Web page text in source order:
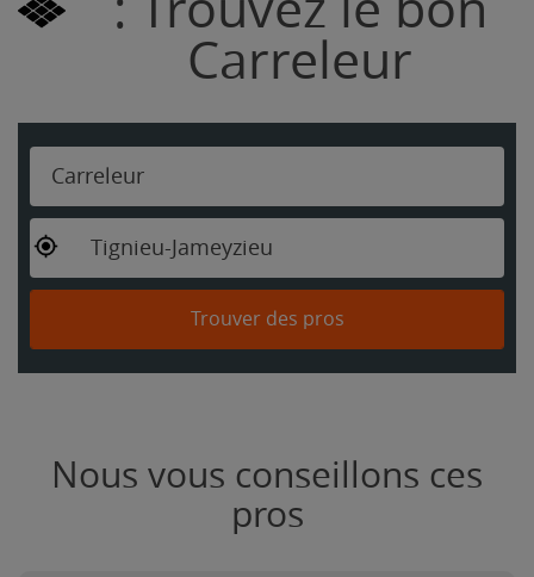
Carreleur
Carreleur
Tignieu-Jameyzieu
Trouver des pros
Nous vous conseillons ces
pros